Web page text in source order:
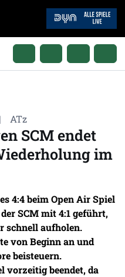
| ATz
SCM endet
im
4:4 beim Open Air Spiel
SCM mit 4:1 geführt,
schnell aufholen.
von Beginn an und
beisteuern.
vorzeitig beendet, da